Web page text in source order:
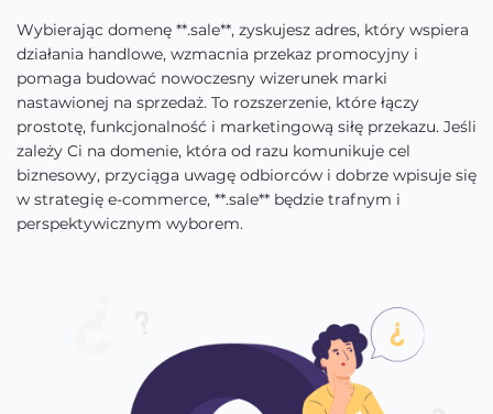
Wybierając domenę **.sale**, zyskujesz adres, który wspiera
działania handlowe, wzmacnia przekaz promocyjny i
pomaga budować nowoczesny wizerunek marki
nastawionej na sprzedaż. To rozszerzenie, które łączy
prostotę, funkcjonalność i marketingową siłę przekazu. Jeśli
zależy Ci na domenie, która od razu komunikuje cel
biznesowy, przyciąga uwagę odbiorców i dobrze wpisuje się
w strategię e-commerce, **.sale** będzie trafnym i
perspektywicznym wyborem.